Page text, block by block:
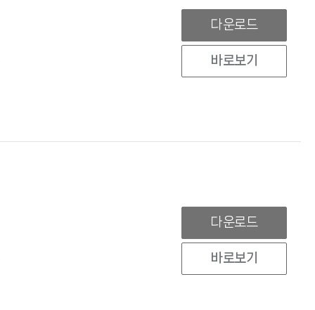
다운로드
바로보기
다운로드
바로보기